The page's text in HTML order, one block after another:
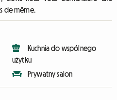
de même.
Kuchnia do wspólnego
użytku
Prywatny salon